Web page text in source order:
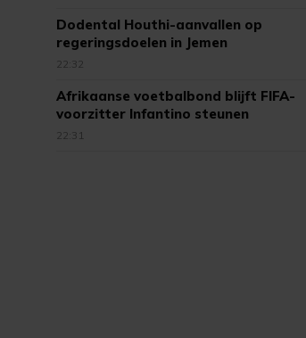
Dodental Houthi-aanvallen op
regeringsdoelen in Jemen
opgelopen
22:32
Afrikaanse voetbalbond blijft FIFA-
voorzitter Infantino steunen
22:31